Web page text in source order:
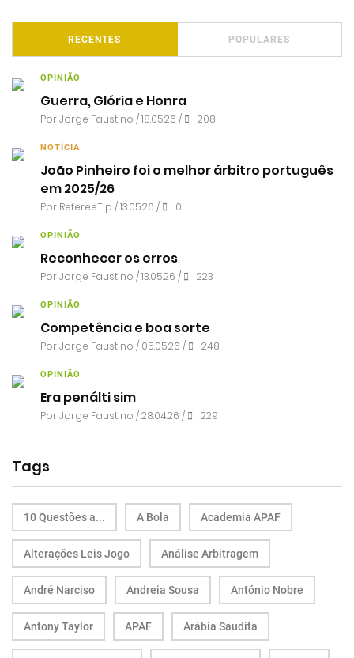
RECENTES POPULARES
OPINIÃO
Guerra, Glória e Honra
PorJorge Faustino / 18.05.26 / 208
NOTÍCIA
João Pinheiro foi o melhor árbitro português
em 2025/26
Por RefereeTip / 13.05.26 / 0
OPINIÃO
Reconhecer os erros
PorJorge Faustino / 13.05.26 / 223
OPINIÃO
Competência e boa sorte
PorJorge Faustino / 05.05.26 / 248
OPINIÃO
Era penálti sim
PorJorge Faustino / 28.04.26 / 229
Tags
10 Questões a... A Bola Academia APAF
Alterações Leis Jogo Análise Arbitragem
André Narciso Andreia Sousa António Nobre
Antony Taylor APAF Arábia Saudita